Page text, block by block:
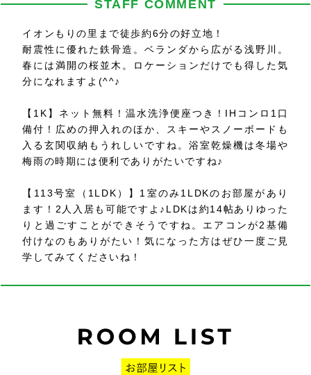
STAFF COMMENT
イオンもりの里まで徒歩約6分の好立地！
耐震性に優れた鉄骨造。ベランダから広がる浅野川。
春には満開の桜並木。ロケーションだけでも得した気
分になれますよ(^^♪
【1K】ネット無料！温水洗浄便座つき！IHコンロ1口
備付！広めの押入れのほか、スキーやスノーボードも
入る玄関収納もうれしいですね。浴室乾燥機は冬場や
梅雨の時期には便利でありがたいですね♪
【113号室（1LDK）】1室のみ1LDKのお部屋があり
ます！2人入居も可能ですよ♪LDKは約14帖ありゆった
りと過ごすことができそうですね。エアコンが2基備
付けなのもありがたい！気になった方はぜひ一度ご見
学してみてくださいね！